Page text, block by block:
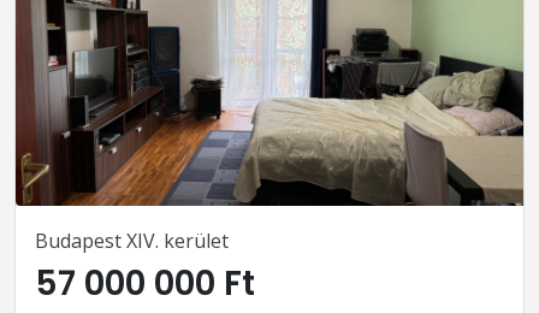
Budapest XIV. kerület
57 000 000 Ft